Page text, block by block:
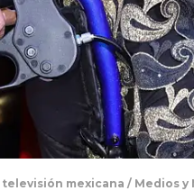
mexicana / Medios